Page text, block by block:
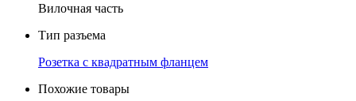
Вилочная часть
Тип разъема
Розетка с квадратным фланцем
Похожие товары